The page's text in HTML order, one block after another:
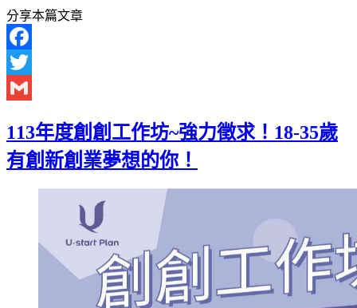
分享本篇文章
Facebook
Twitter
113年度創創工作坊~強力徵求！18-35歲
有創新創業夢想的你！